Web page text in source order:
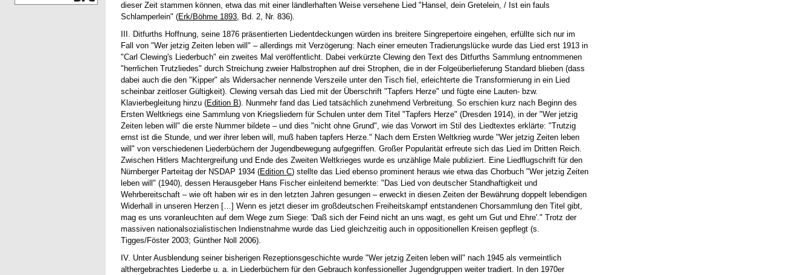
dieser Zeit stammen können, etwa das mit einer ländlerhaften Weise versehene Lied "Hansel, dein Gretelein, / Ist ein fauls
Schlamperlein" (Erk/Böhme 1893, Bd. 2, Nr. 836).
III. Ditfurths Hoffnung, seine 1876 präsentierten Liedentdeckungen würden ins breitere Singrepertoire eingehen, erfüllte sich nur im
Fall von "Wer jetzig Zeiten leben will" – allerdings mit Verzögerung: Nach einer erneuten Tradierungslücke wurde das Lied erst 1913 in
"Carl Clewing's Liederbuch" ein zweites Mal veröffentlicht. Dabei verkürzte Clewing den Text des Ditfurths Sammlung entnommenen
"herrlichen Trutzliedes" durch Streichung zweier Halbstrophen auf drei Strophen, die in der Folgeüberlieferung Standard blieben (dass
dabei auch die den "Kipper" als Widersacher nennende Verszeile unter den Tisch fiel, erleichterte die Transformierung in ein Lied
scheinbar zeitloser Gültigkeit). Clewing versah das Lied mit der Überschrift "Tapfers Herze" und fügte eine Lauten- bzw.
Klavierbegleitung hinzu (Edition B). Nunmehr fand das Lied tatsächlich zunehmend Verbreitung. So erschien kurz nach Beginn des
Ersten Weltkriegs eine Sammlung von Kriegsliedern für Schulen unter dem Titel "Tapfers Herze" (Dresden 1914), in der "Wer jetzig
Zeiten leben will" die erste Nummer bildete – und dies "nicht ohne Grund", wie das Vorwort im Stil des Liedtextes erklärte: "Trutzig
ernst ist die Stunde, und wer ihrer leben will, muß haben tapfers Herze." Nach dem Ersten Weltkrieg wurde "Wer jetzig Zeiten leben
will" von verschiedenen Liederbüchern der Jugendbewegung aufgegriffen. Großer Popularität erfreute sich das Lied im Dritten Reich.
Zwischen Hitlers Machtergreifung und Ende des Zweiten Weltkrieges wurde es unzählige Male publiziert. Eine Liedflugschrift für den
Nürnberger Parteitag der NSDAP 1934 (Edition C) stellte das Lied ebenso prominent heraus wie etwa das Chorbuch "Wer jetzig Zeiten
leben will" (1940), dessen Herausgeber Hans Fischer einleitend bemerkte: "Das Lied von deutscher Standhaftigkeit und
Wehrbereitschaft – wie oft haben wir es in den letzten Jahren gesungen – erweckt in diesen Zeiten der Bewährung doppelt lebendigen
Widerhall in unseren Herzen […] Wenn es jetzt dieser im großdeutschen Freiheitskampf entstandenen Chorsammlung den Titel gibt,
mag es uns voranleuchten auf dem Wege zum Siege: 'Daß sich der Feind nicht an uns wagt, es geht um Gut und Ehre'." Trotz der
massiven nationalsozialistischen Indienstnahme wurde das Lied gleichzeitig auch in oppositionellen Kreisen gepflegt (s.
Tigges/Föster 2003; Günther Noll 2006).
IV. Unter Ausblendung seiner bisherigen Rezeptionsgeschichte wurde "Wer jetzig Zeiten leben will" nach 1945 als vermeintlich
althergebrachtes Liederbe u. a. in Liederbüchern für den Gebrauch konfessioneller Jugendgruppen weiter tradiert. In den 1970er